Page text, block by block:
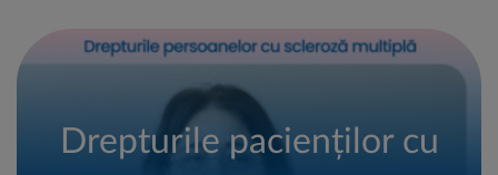
Drepturile pacienților cu